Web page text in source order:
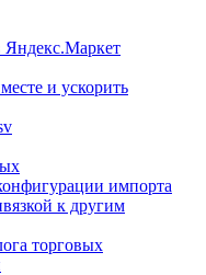
Яндекс.Маркет
и ускорить
импорта
к другим
торговых